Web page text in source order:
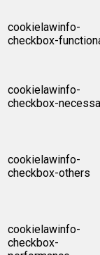
cookielawinfo-
checkbox-
cookielawinfo-
checkbox-
cookielawinfo-
checkbox-others
cookielawinfo-
checkbox-